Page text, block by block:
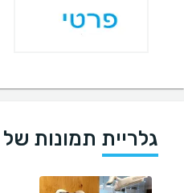
גלריית תמונות